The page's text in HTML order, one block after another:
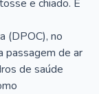
e chiado. É
(DPOC), no
passagem de ar
de saúde